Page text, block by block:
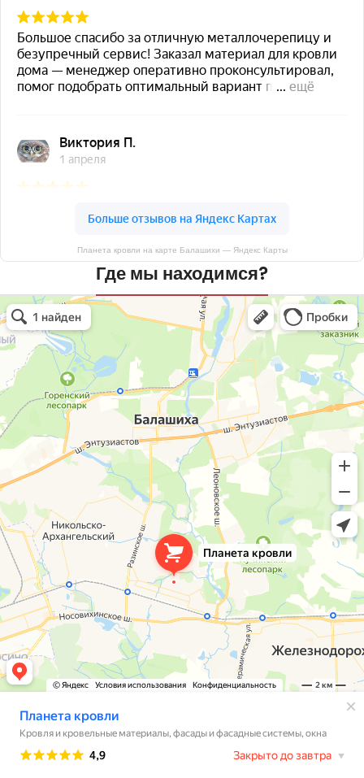
Планета кровли на карте Балашихи — Яндекс Карты
Где мы находимся?
Планета кровли
Кровля и кровельные материалы в Балашихе
Окна в Балашихе